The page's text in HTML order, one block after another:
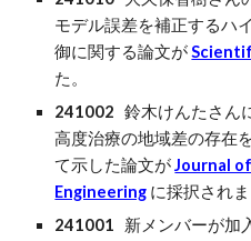
モデル誤差を補正するハ
御に関する論文が
た。
241002 鈴木けんたさん
高度治療の地域差の存在
て示した論文がJournal
Engineering に採択されま
241001
新メンバーが加